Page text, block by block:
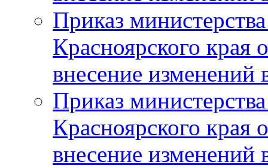
Приказ
Красноярского
внесение изменений
Приказ
Красноярского
внесение изменений